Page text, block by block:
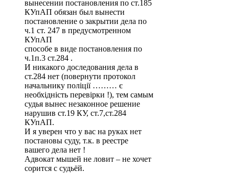
вынесении постановления по ст.185
КУпАП обязан был вынести
постановление о закрытии дела по
ч.1 ст. 247 в предусмотренном
КУпАП
способе в виде постановления по
ч.1п.3 ст.284 .
И никакого доследования дела в
ст.284 нет (повернути протокол
начальнику поліції ……… є
необхідність перевірки !), тем самым
судья вынес незаконное решение
нарушив ст.19 КУ, ст.7,ст.284
КУпАП.
И я уверен что у вас на руках нет
постановы суду, т.к. в реестре
вашего дела нет !
Адвокат мышей не ловит – не хочет
сорится с судьёй.